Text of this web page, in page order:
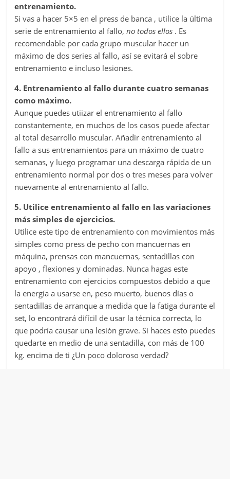
entrenamiento.
Si vas a hacer 5×5 en el press de banca , utilice la última
serie de entrenamiento al fallo,no todos ellos . Es
recomendable por cada grupo muscular hacer un
máximo de dos series al fallo, así se evitará el sobre
entrenamiento e incluso lesiones.
4. Entrenamiento al fallo durante cuatro semanas
como máximo.
Aunque puedes utiizar el entrenamiento al fallo
constantemente, en muchos de los casos puede afectar
al total desarrollo muscular. Añadir entrenamiento al
fallo a sus entrenamientos para un máximo de cuatro
semanas, y luego programar una descarga rápida de un
entrenamiento normal por dos o tres meses para volver
nuevamente al entrenamiento al fallo.
5. Utilice entrenamiento al fallo en las variaciones
más simples de ejercicios.
Utilice este tipo de entrenamiento con movimientos más
simples como press de pecho con mancuernas en
máquina, prensas con mancuernas, sentadillas con
apoyo , flexiones y dominadas. Nunca hagas este
entrenamiento con ejercicios compuestos debido a que
la energía a usarse en, peso muerto, buenos días o
sentadillas de arranque a medida que la fatiga durante el
set, lo encontrará difícil de usar la técnica correcta, lo
que podría causar una lesión grave. Si haces esto puedes
quedarte en medio de una sentadilla, con más de 100
kg. encima de ti ¿Un poco doloroso verdad?